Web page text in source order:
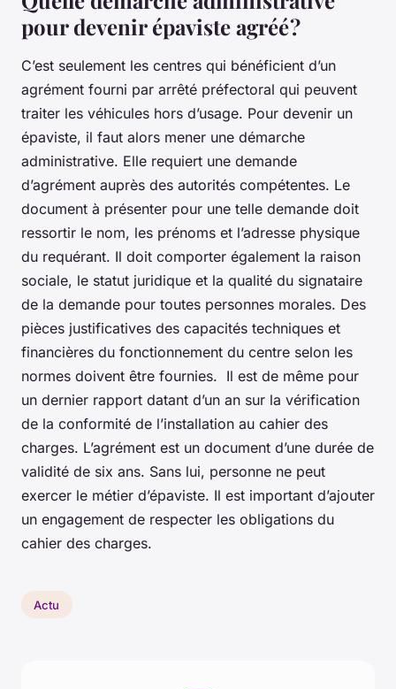
pour devenir épaviste agréé ?
C’est seulement les centres qui bénéficient d’un
agrément fourni par arrêté préfectoral qui peuvent
traiter les véhicules hors d’usage. Pour devenir un
épaviste, il faut alors mener une démarche
administrative. Elle requiert une demande
d’agrément auprès des autorités compétentes. Le
document à présenter pour une telle demande doit
ressortir le nom, les prénoms et l’adresse physique
du requérant. Il doit comporter également la raison
sociale, le statut juridique et la qualité du signataire
de la demande pour toutes personnes morales. Des
pièces justificatives des capacités techniques et
financières du fonctionnement du centre selon les
normes doivent être fournies. Il est de même pour
un dernier rapport datant d’un an sur la vérification
de la conformité de l’installation au cahier des
charges. L’agrément est un document d’une durée de
validité de six ans. Sans lui, personne ne peut
exercer le métier d’épaviste. Il est important d’ajouter
un engagement de respecter les obligations du
cahier des charges.
Actu